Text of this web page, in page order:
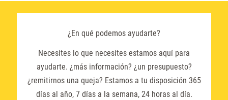
¿En qué podemos ayudarte?
Necesites lo que necesites estamos aquí para
ayudarte. ¿más información? ¿un presupuesto?
¿remitirnos una queja? Estamos a tu disposición 365
días al año, 7 días a la semana, 24 horas al día.